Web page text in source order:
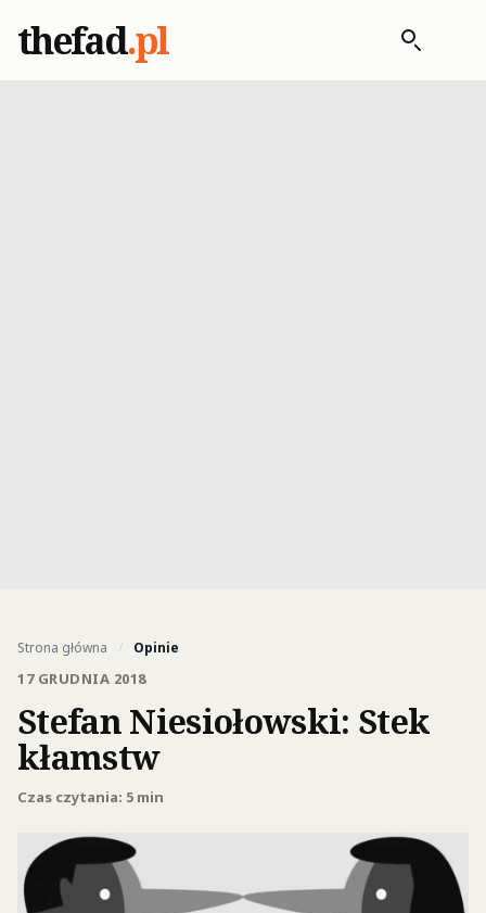
thefad.pl
Strona główna / Opinie
17 GRUDNIA 2018
Stefan Niesiołowski: Stek
kłamstw
Czas czytania: 5 min